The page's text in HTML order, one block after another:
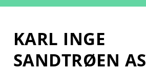
KARL INGE
SANDTRØEN AS